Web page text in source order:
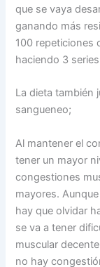
que se vaya
ganando más
100 repeticiones
haciendo 3
La dieta también
sangueneo;
Al mantener el
tener un mayor
congestiones
mayores.
hay que olvidar
se va a tener
muscular
no hay